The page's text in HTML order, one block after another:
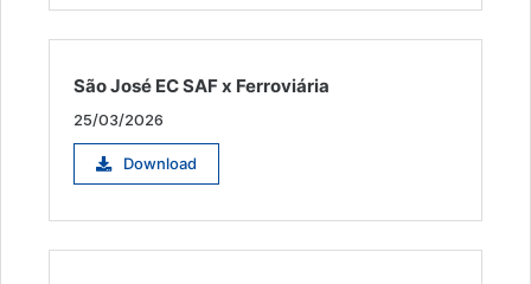
São José EC SAF x Ferroviária
25/03/2026
Download